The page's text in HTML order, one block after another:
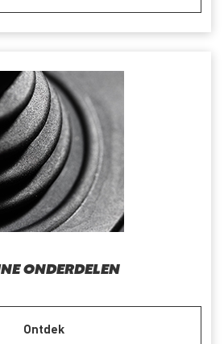
ONDERDELEN
Ontdek